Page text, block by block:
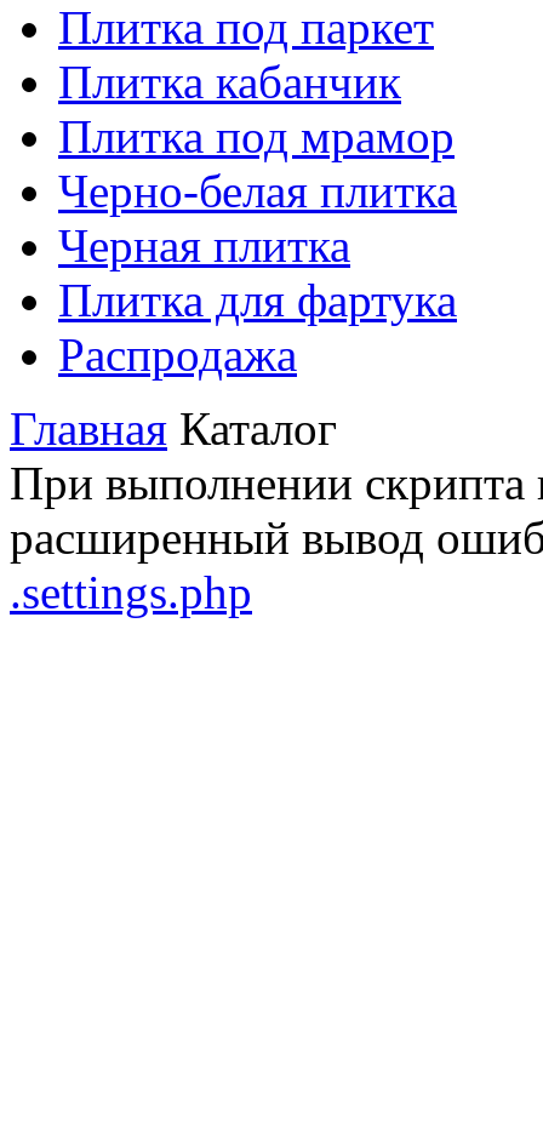
Плитка под паркет
Плитка кабанчик
Плитка под мрамор
Черно-белая плитка
Черная плитка
Плитка для фартука
Распродажа
Главная Каталог
При выполнении
расширенный вывод
.settings.php